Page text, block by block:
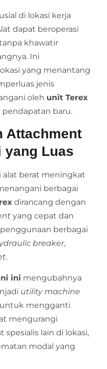
di lokasi kerja
dapat beroperasi
khawatir
Ini
yang menantang
jenis
oleh unit Terex
baru.
Attachment
yang Luas
alat berat meningkat
berbagai
dirancang dengan
yang cepat dan
berbagai
breaker,
.
ini mengubahnya
utility machine
mengganti
mengurangi
spesialis lain di lokasi,
modal yang